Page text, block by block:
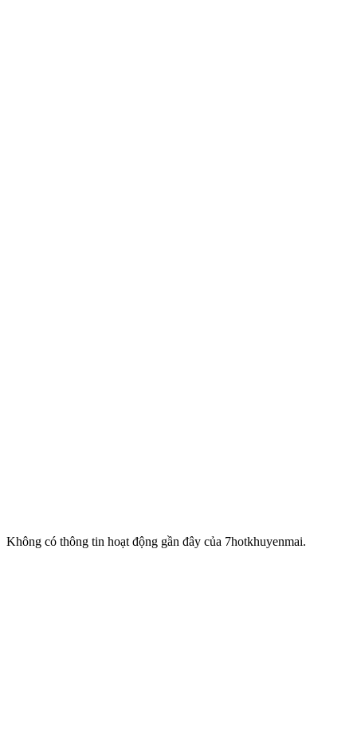
Không có thông tin hoạt động gần đây của 7hotkhuyenmai.